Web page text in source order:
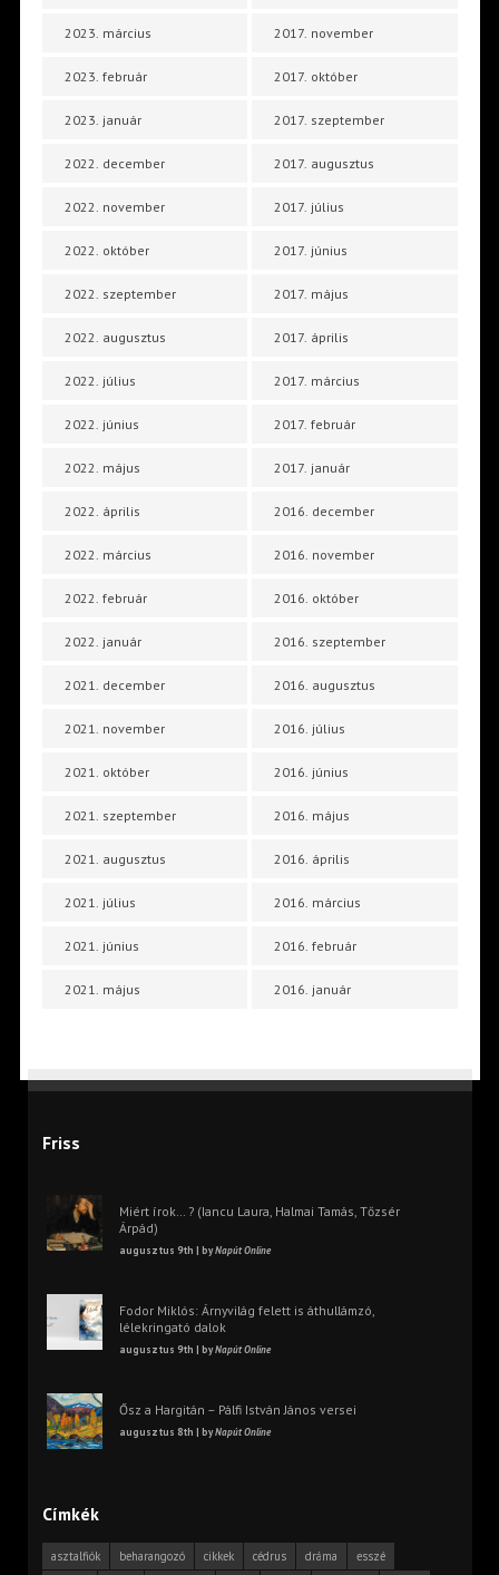
2023. március
2023. február
2023. január
2022. december
2022. november
2022. október
2022. szeptember
2022. augusztus
2022. július
2022. június
2022. május
2022. április
2022. március
2022. február
2022. január
2021. december
2021. november
2021. október
2021. szeptember
2021. augusztus
2021. július
2021. június
2021. május
2017. november
2017. október
2017. szeptember
2017. augusztus
2017. július
2017. június
2017. május
2017. április
2017. március
2017. február
2017. január
2016. december
2016. november
2016. október
2016. szeptember
2016. augusztus
2016. július
2016. június
2016. május
2016. április
2016. március
2016. február
2016. január
Friss
Miért írok… ? (Iancu Laura, Halmai Tamás, Tőzsér
Árpád)
augusztus 9th | byNapút Online
Fodor Miklós: Árnyvilág felett is áthullámzó,
lélekringató dalok
augusztus 9th | byNapút Online
Ősz a Hargitán – Pálfi István János versei
augusztus 8th | byNapút Online
Címkék
asztalfiók beharangozó cikkek cédrus dráma
esszé